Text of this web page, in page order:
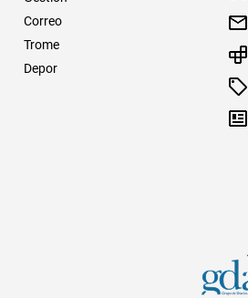
Correo
Trome
Depor